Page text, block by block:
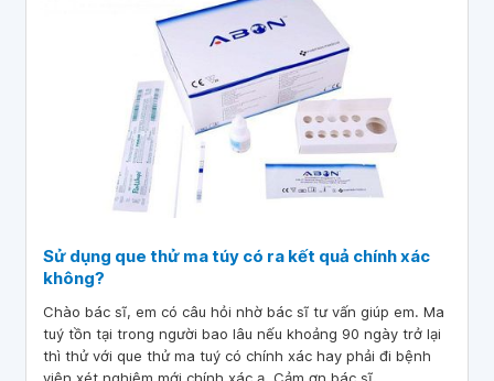
Sử dụng que thử ma túy có ra kết quả chính xác
không?
Chào bác sĩ, em có câu hỏi nhờ bác sĩ tư vấn giúp em. Ma
tuý tồn tại trong người bao lâu nếu khoảng 90 ngày trở lại
thì thử với que thử ma tuý có chính xác hay phải đi bệnh